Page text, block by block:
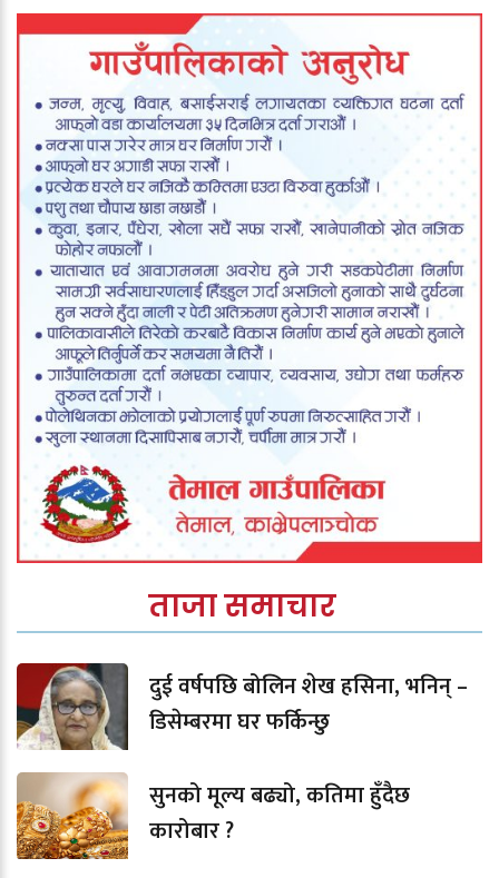
ताजा समाचार
दुई वर्षपछि बोलिन शेख हसिना, भनिन् –
डिसेम्बरमा घर फर्किन्छु
सुनको मूल्य बढ्यो, कतिमा हुँदैछ
कारोबार ?